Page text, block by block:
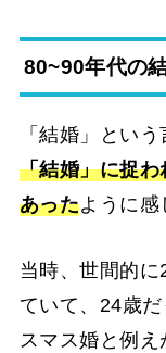
80~90年代の
「結婚」とい
「結婚」に捉
あったように感
当時、世間的
ていて、24歳
スマス婚と例え